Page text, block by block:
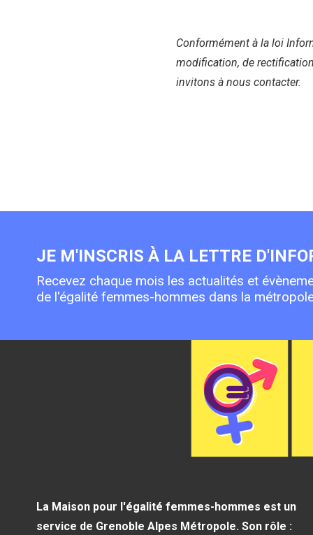
Conformément à la loi
modification, de
invitons à nous contacter.
JE M'INSCRIS À LA LETTRE
Recevez chaque mois les actualités et
de l'égalité femmes-hommes dans la
La Maison pour l'égalité femmes-hommes est un
service de Grenoble Alpes Métropole. Son rôle :